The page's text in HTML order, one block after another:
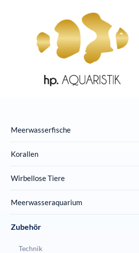
Zur Hauptnavigation springen
Meerwasserfische
Korallen
Wirbellose Tiere
Meerwasseraquarium
Zubehör
Technik